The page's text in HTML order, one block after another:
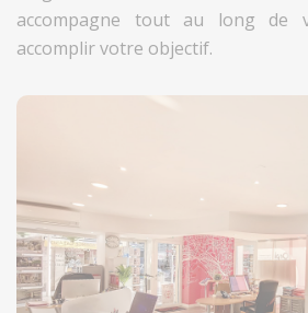
accompagne tout au long de
accomplir votre objectif.